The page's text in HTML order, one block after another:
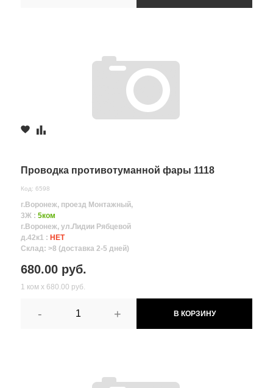
Проводка противотуманной фары 1118
Код: 6598
г.Воронеж, проезд Монтажный,
3Ж : 5ком
г.Воронеж, ул.Лидии Рябцевой
д.42к1 : НЕТ
Склад: >8 (доставка 2-5 дней)
680.00 руб.
1 ком х 680.00 руб.
- + В КОРЗИНУ